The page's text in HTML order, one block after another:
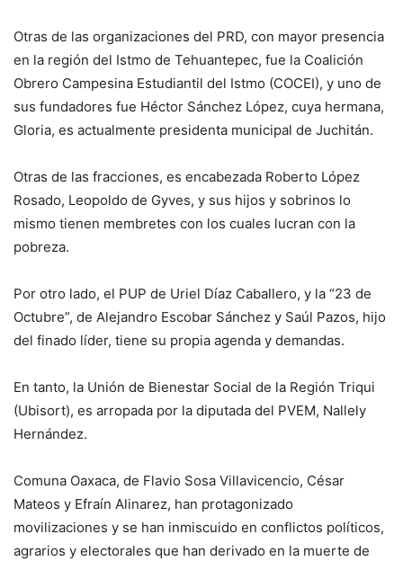
Otras de las organizaciones del PRD, con mayor presencia
en la región del Istmo de Tehuantepec, fue la Coalición
Obrero Campesina Estudiantil del Istmo (COCEI), y uno de
sus fundadores fue Héctor Sánchez López, cuya hermana,
Gloria, es actualmente presidenta municipal de Juchitán.
Otras de las fracciones, es encabezada Roberto López
Rosado, Leopoldo de Gyves, y sus hijos y sobrinos lo
mismo tienen membretes con los cuales lucran con la
pobreza.
Por otro lado, el PUP de Uriel Díaz Caballero, y la “23 de
Octubre”, de Alejandro Escobar Sánchez y Saúl Pazos, hijo
del finado líder, tiene su propia agenda y demandas.
En tanto, la Unión de Bienestar Social de la Región Triqui
(Ubisort), es arropada por la diputada del PVEM, Nallely
Hernández.
Comuna Oaxaca, de Flavio Sosa Villavicencio, César
Mateos y Efraín Alinarez, han protagonizado
movilizaciones y se han inmiscuido en conflictos políticos,
agrarios y electorales que han derivado en la muerte de